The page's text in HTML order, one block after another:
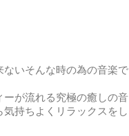
いそんな時の為の音楽で
が流れる究極の癒しの音
持ちよくリラックスをし